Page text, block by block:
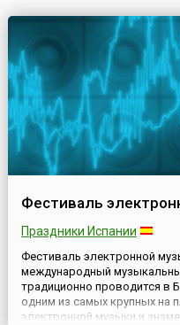
Фестиваль
Праздники Испании
Фестиваль электронной
международный
традиционно проводится в
одним из самых крупных на
электронной музыки и